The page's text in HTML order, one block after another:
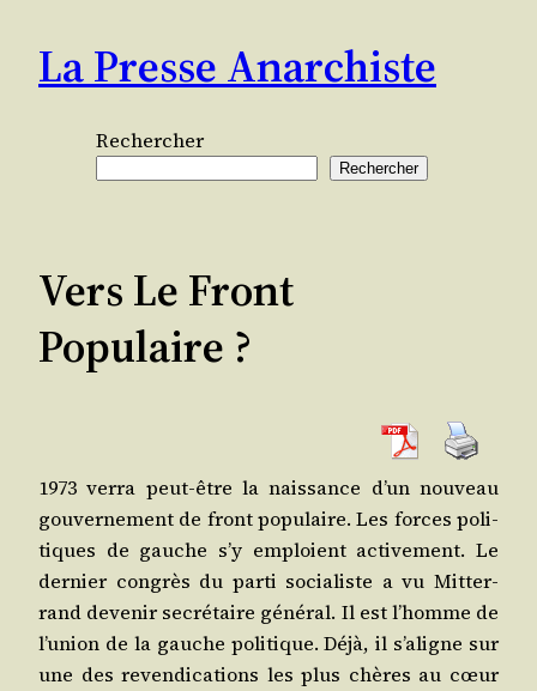
contenu
La Presse Anarchiste
Rechercher
Rechercher
Vers Le Front
Populaire ?
1973 ver­ra peut-être la nais­sance d’un nou­veau
gou­ver­ne­ment de front popu­laire. Les forces poli­
tiques de gauche s’y emploient acti­ve­ment. Le
der­nier congrès du par­ti socia­liste a vu Mit­ter­
rand deve­nir secré­taire géné­ral. Il est l’homme de
l’union de la gauche poli­tique. Déjà, il s’aligne sur
une des reven­di­ca­tions les plus chères au cœur